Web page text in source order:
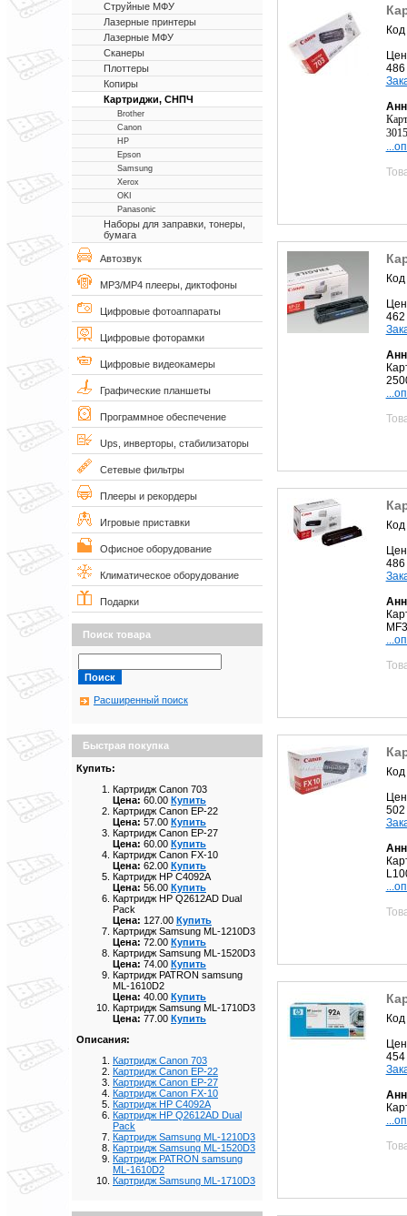
Струйные МФУ
Лазерные принтеры
Лазерные МФУ
Сканеры
Плоттеры
Копиры
Картриджи, СНПЧ
Brother
Canon
HP
Epson
Samsung
Xerox
OKI
Panasonic
Наборы для заправки, тонеры,
бумага
Автозвук
MP3/MP4 плееры, диктофоны
Цифровые фотоаппараты
Цифровые фоторамки
Цифровые видеокамеры
Графические планшеты
Программное обеспечение
Ups, инверторы, стабилизаторы
Сетевые фильтры
Плееры и рекордеры
Игровые приставки
Офисное оборудование
Климатическое оборудование
Подарки
Поиск товара
Расширенный поиск
Быстрая покупка
Купить:
Картридж Canon 703
Цена: 60.00 Купить
Картридж Canon EP-22
Цена: 57.00 Купить
Картридж Canon EP-27
Цена: 60.00 Купить
Картридж Canon FX-10
Цена: 62.00 Купить
Картридж HP C4092A
Цена: 56.00 Купить
Картридж HP Q2612AD Dual
Pack
Цена: 127.00 Купить
Картридж Samsung ML-1210D3
Цена: 72.00 Купить
Картридж Samsung ML-1520D3
Цена: 74.00 Купить
Картридж PATRON samsung
ML-1610D2
Цена: 40.00 Купить
Картридж Samsung ML-1710D3
Цена: 77.00 Купить
Описания:
Картридж Canon 703
Картридж Canon EP-22
Картридж Canon EP-27
Картридж Canon FX-10
Картридж HP C4092A
Картридж HP Q2612AD Dual
Pack
Картридж Samsung ML-1210D3
Картридж Samsung ML-1520D3
Картридж PATRON samsung
ML-1610D2
Картридж Samsung ML-1710D3